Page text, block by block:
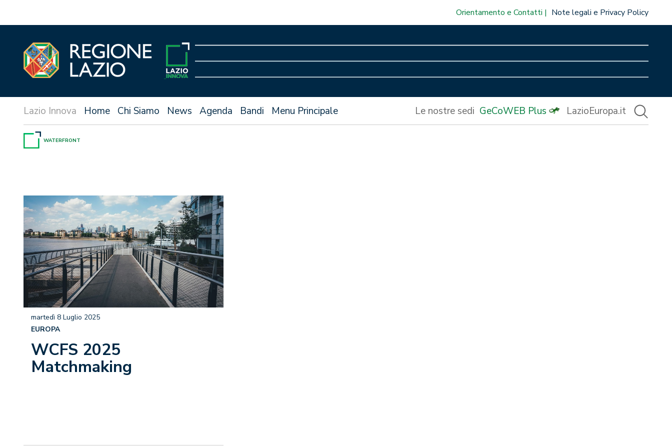
Orientamento e Contatti Note legali e Privacy Policy
Home Chi Siamo News Agenda Bandi Menu Principale Le nostre sedi GeCoWEB Plus LazioEuropa.it
WATERFRONT
WCFS 2025
Matchmaking
martedì 8 Luglio 2025
EUROPA